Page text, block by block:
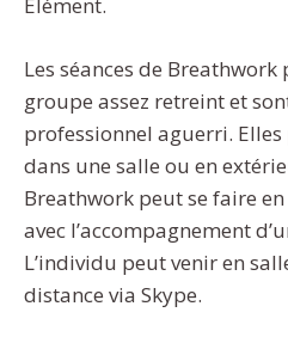
Les séances de Breathwork
groupe assez retreint et
professionnel aguerri. Elles
dans une salle ou en
Breathwork peut se faire
avec l’accompagnement
L’individu peut venir en
distance via Skype.